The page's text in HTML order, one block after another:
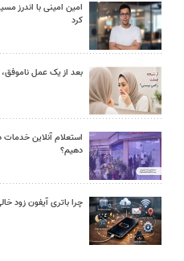
امین امینی با اندرز
کرد
بعد از یک عمل
استعلام آنلاین خدمات
دهیم؟
چرا باتری آیفون زود خالی می